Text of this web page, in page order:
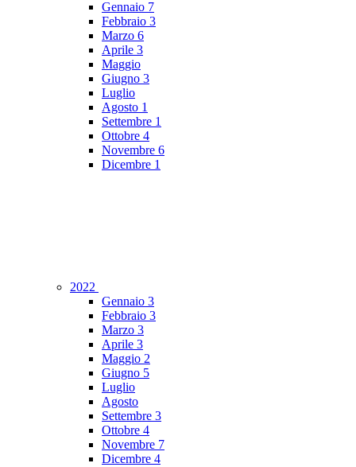
Gennaio 7
Febbraio 3
Marzo 6
Aprile 3
Maggio
Giugno 3
Luglio
Agosto 1
Settembre 1
Ottobre 4
Novembre 6
Dicembre 1
2022
Gennaio 3
Febbraio 3
Marzo 3
Aprile 3
Maggio 2
Giugno 5
Luglio
Agosto
Settembre 3
Ottobre 4
Novembre 7
Dicembre 4